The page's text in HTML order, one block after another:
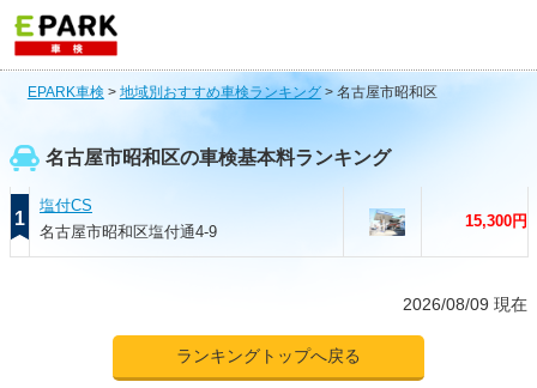
EPARK車検 > 地域別おすすめ車検ランキング> 名古屋市昭和区
名古屋市昭和区の車検基本料ランキング
1
塩付CS
名古屋市昭和区塩付通4-9
15,300円
2026/08/09 現在
ランキングトップへ戻る